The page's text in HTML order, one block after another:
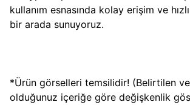
kullanım esnasında kolay erişim ve
bir arada sunuyoruz.
*Ürün görselleri temsilidir! (Belirtilen
olduğunuz içeriğe göre değişkenlik